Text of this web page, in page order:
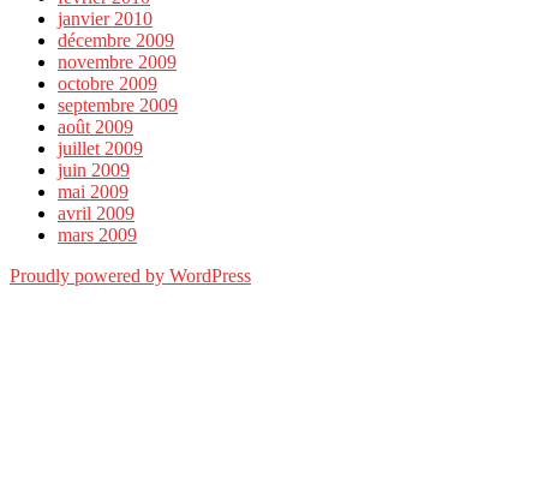
janvier 2010
décembre 2009
novembre 2009
octobre 2009
septembre 2009
août 2009
juillet 2009
juin 2009
mai 2009
avril 2009
mars 2009
Proudly powered by WordPress